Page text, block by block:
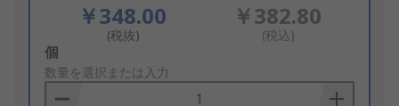
￥348.00
(税抜)
￥382.80
(税込)
Add
to
Basket
個
数量を選択または入力